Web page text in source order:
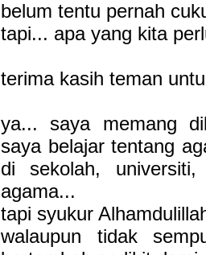
belum tentu pernah
tapi... apa yang kita
terima kasih teman
ya... saya memang
saya belajar tentang
di sekolah,
agama...
tapi syukur
walaupun tidak